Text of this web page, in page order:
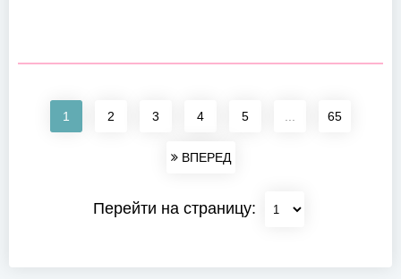
1 2 3 4 5 ... 65
ВПЕРЕД
Перейти на страницу: